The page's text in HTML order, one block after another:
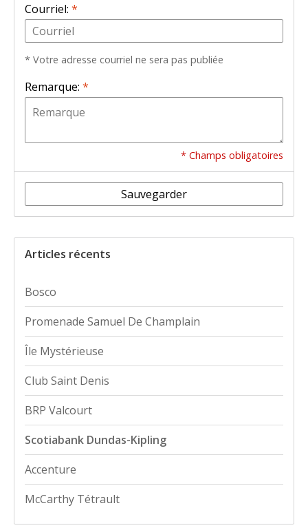
Courriel: *
* Votre adresse courriel ne sera pas publiée
Remarque: *
* Champs obligatoires
Sauvegarder
Articles récents
Bosco
Promenade Samuel De Champlain
Île Mystérieuse
Club Saint Denis
BRP Valcourt
Scotiabank Dundas-Kipling
Accenture
McCarthy Tétrault